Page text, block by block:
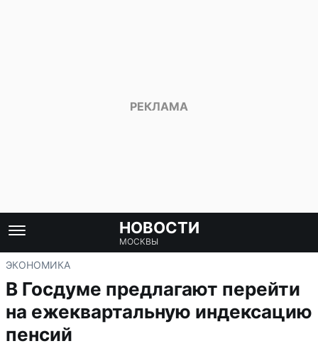
НОВОСТИ
МОСКВЫ
ЭКОНОМИКА
В Госдуме предлагают перейти
на ежеквартальную индексацию
пенсий